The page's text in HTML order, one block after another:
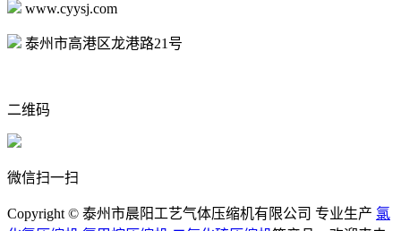
www.cyysj.com
泰州市高港区龙港路21号
二维码
微信扫一扫
Copyright © 泰州市晨阳工艺气体压缩机有限公司 专业生产 氯